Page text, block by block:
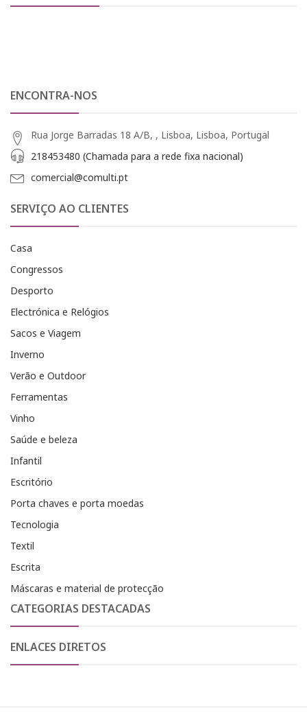
ENCONTRA-NOS
Rua Jorge Barradas 18 A/B, , Lisboa, Lisboa, Portugal
218453480 (Chamada para a rede fixa nacional)
comercial@comulti.pt
SERVIÇO AO CLIENTES
Casa
Congressos
Desporto
Electrónica e Relógios
Sacos e Viagem
Inverno
Verão e Outdoor
Ferramentas
Vinho
Saúde e beleza
Infantil
Escritório
Porta chaves e porta moedas
Tecnologia
Textil
Escrita
Máscaras e material de protecção
CATEGORIAS DESTACADAS
ENLACES DIRETOS